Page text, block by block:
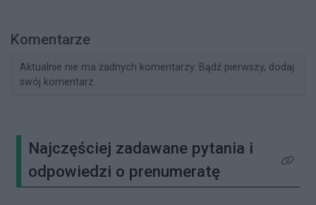
Komentarze
Aktualnie nie ma żadnych komentarzy. Bądź pierwszy, dodaj
swój komentarz.
Najczęściej zadawane pytania i
odpowiedzi o prenumeratę
Kliknij